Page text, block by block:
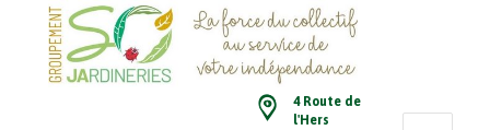
4 Route de
l'Hers